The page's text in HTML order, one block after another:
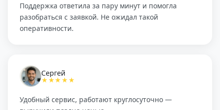
Поддержка ответила за пару минут и помогла
разобраться с заявкой. Не ожидал такой
оперативности.
Сергей
★★★★★
Удобный сервис, работают круглосуточно —